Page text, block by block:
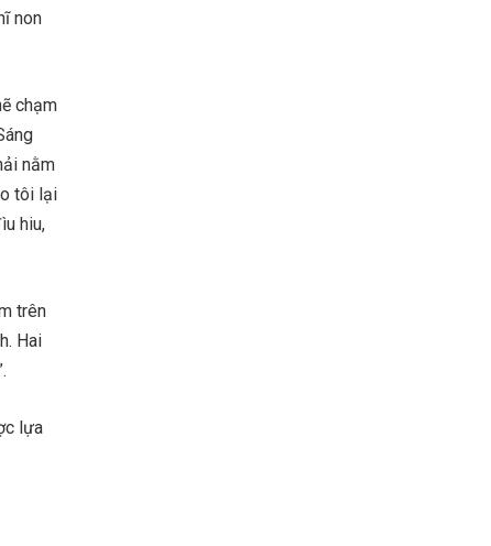
non
chạm
nằm
tôi lại
hiu,
trên
Hai
lựa